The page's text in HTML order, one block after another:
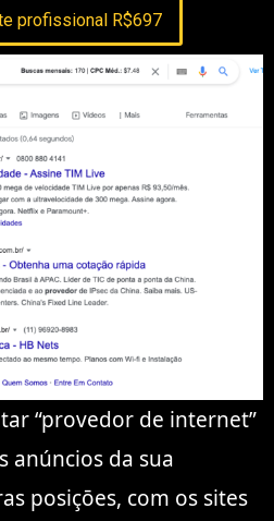
profissional R$697
“provedor de internet”
anúncios da sua
posiçōes, com os sites